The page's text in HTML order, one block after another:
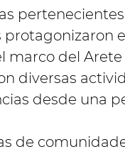
protagonizaron
marco del
diversas
desde una
de